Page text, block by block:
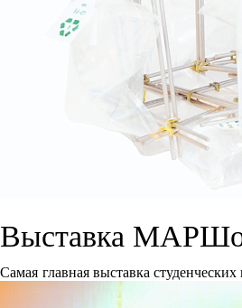
Выставка
Самая главная выставка